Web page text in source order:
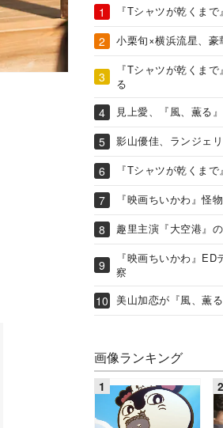
『Tシャツが乾くま
小栗旬×横浜流星、
『Tシャツが乾くま
る
見上愛、『風、薫る
影山優佳、ランジェ
『Tシャツが乾くま
『映画ちいかわ』怪
趣里主演『大空港』
『映画ちいかわ』
察
美山加恋が『風、薫
画像ランキング